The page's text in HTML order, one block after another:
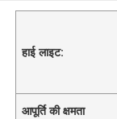
हाई लाइट:
आपूर्ति की क्षमता